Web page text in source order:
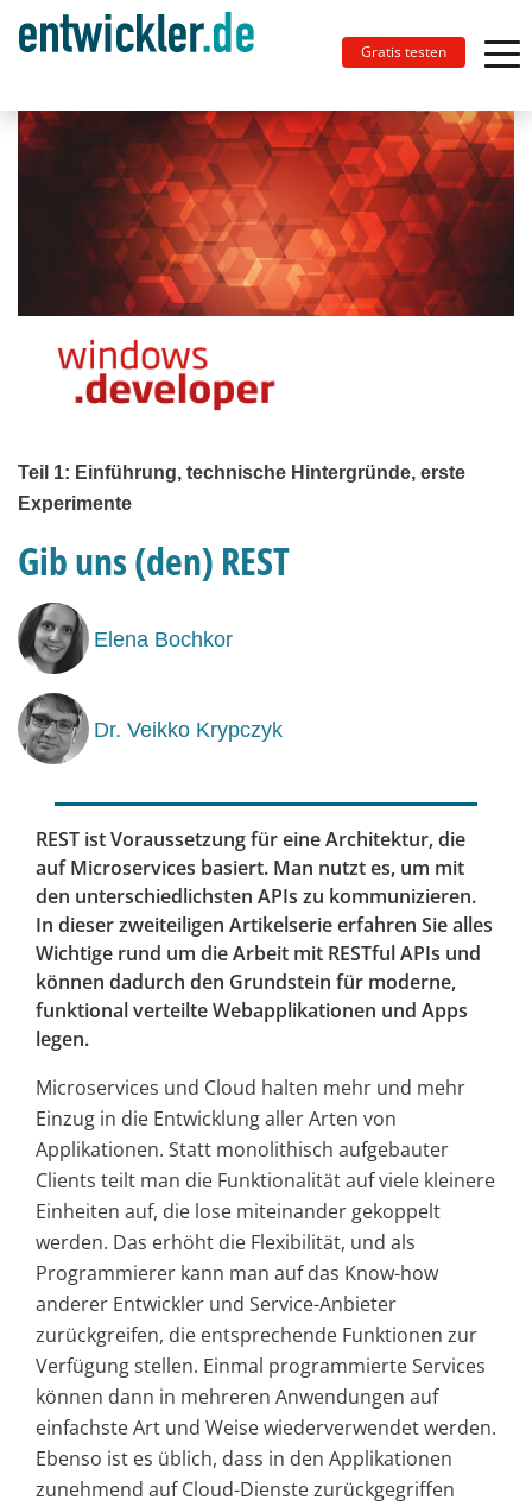
Gratis testen
Teil 1: Einführung, technische Hintergründe, erste
Experimente
Gib uns (den) REST
Elena Bochkor
Dr. Veikko Krypczyk
REST ist Voraussetzung für eine Architektur, die
auf Microservices basiert. Man nutzt es, um mit
den unterschiedlichsten APIs zu kommunizieren.
In dieser zweiteiligen Artikelserie erfahren Sie alles
Wichtige rund um die Arbeit mit RESTful APIs und
können dadurch den Grundstein für moderne,
funktional verteilte Webapplikationen und Apps
legen.
Microservices und Cloud halten mehr und mehr
Einzug in die Entwicklung aller Arten von
Applikationen. Statt monolithisch aufgebauter
Clients teilt man die Funktionalität auf viele kleinere
Einheiten auf, die lose miteinander gekoppelt
werden. Das erhöht die Flexibilität, und als
Programmierer kann man auf das Know-how
anderer Entwickler und Service-Anbieter
zurückgreifen, die entsprechende Funktionen zur
Verfügung stellen. Einmal programmierte Services
können dann in mehreren Anwendungen auf
einfachste Art und Weise wiederverwendet werden.
Ebenso ist es üblich, dass in den Applikationen
zunehmend auf Cloud-Dienste zurückgegriffen